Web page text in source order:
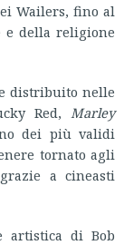
Wailers, fino al
e della religione
distribuito nelle
Red, Marley
dei più validi
tornato agli
a cineasti
artistica di Bob